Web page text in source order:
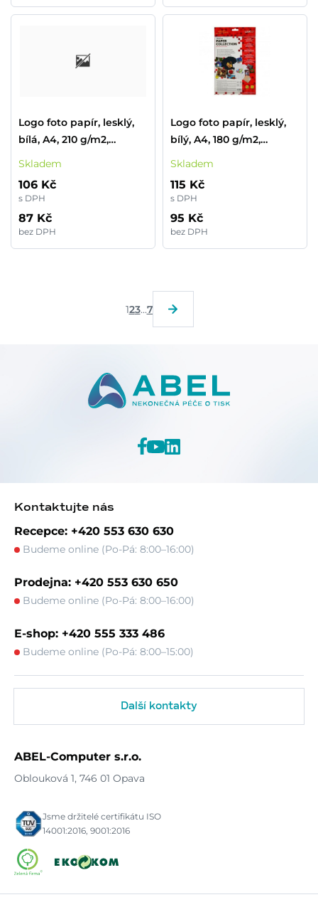
Logo foto papír, lesklý,
bílá, A4, 210 g/m2,
2880dpi, 10 ks, 15015,
Skladem
106 Kč
s DPH
87 Kč
bez DPH
Logo foto papír, lesklý,
bílý, A4, 180 g/m2,
1440dpi, 20 ks, 20064,
Skladem
115 Kč
s DPH
95 Kč
bez DPH
123...7
Kontaktujte nás
Recepce: +420 553 630 630
Budeme online (Po-Pá: 8:00–16:00)
Prodejna: +420 553 630 650
Budeme online (Po-Pá: 8:00–16:00)
E-shop: +420 555 333 486
Budeme online (Po-Pá: 8:00–15:00)
Další kontakty
ABEL-Computer s.r.o.
Oblouková 1, 746 01 Opava
Jsme držitelé certifikátu ISO
14001:2016, 9001:2016